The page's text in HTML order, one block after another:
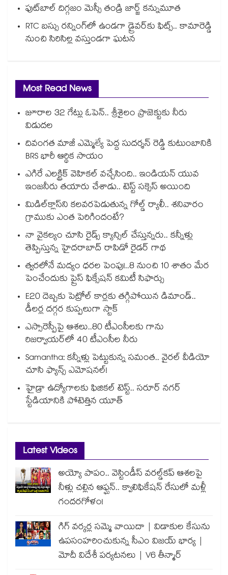
ఫుట్‎బాల్ దిగ్గజం మెస్సీ తండ్రి జార్జ్ కన్నుమూత
RTC బస్సు రన్నింగ్⁫లో ఉండగా డ్రైవర్‌కు ఫిట్స్.. కామారెడ్డి
నుంచి సిరిసిల్ల వస్తుండగా ఘటన
Most Read News
జూరాల 32 గేట్లు ఓపెన్.. శ్రీశైలం ప్రాజెక్టుకు నీరు
విడుదల
దివంగత మాజీ ఎమ్మెల్యే పెద్ద సుదర్శన్ రెడ్డి కుటుంబానికి
BRS భారీ ఆర్థిక సాయం
ఎగిరే ఎలక్ట్రిక్ వెహికల్ వచ్చేసింది.. ఇండియన్ యువ
ఇంజనీరు తయారు చేశాడు.. టెస్ట్ సక్సెస్ అయింది
మిడిల్‌క్లాస్‌ని కలవరపెడుతున్న గోల్డ్ ర్యాలీ.. శనివారం
గ్రాముకు ఎంత పెరిగిందంటే?
నా వైకల్యం చూసి రైడ్స్ క్యాన్సిల్ చేస్తున్నరు.. కన్నీళ్లు
తెప్పిస్తున్న హైదరాబాద్ రాపిడో రైడర్ గాథ
త్వరలోనే మద్యం ధ‌‌ర‌‌ల పెంపు!..8 నుంచి 10 శాతం మేర
పెంచేందుకు ప్రైస్ ఫిక్సేష‌‌న్ క‌‌మిటీ సిఫార్సు
E20 దెబ్బకు పెట్రోల్ కార్లకు తగ్గిపోయిన డిమాండ్..
డీలర్ల దగ్గర కుప్పలుగా స్టాక్
ఎస్సారెస్పీపై ఆశలు..80 టీఎంసీలకు గాను
రిజర్వాయర్‌‌‌‌‌‌‌‌‌‌‌‌‌‌‌‌లో 40 టీఎంసీల నీరు
Samantha: కన్నీళ్లు పెట్టుకున్న సమంత.. వైరల్ వీడియో
చూసి ఫ్యాన్స్ ఎమోషనల్!
హైడ్రా ఉద్యోగాలకు ఫిజికల్ టెస్ట్.. సరూర్ నగర్
స్టేడియానికి పోటెత్తిన యూత్
Latest Videos
అయ్యో పాపం.. వెస్టిండీస్ వరల్డ్‌కప్ ఆశలపై
నీళ్లు చల్లిన ఆఫ్ఘన్.. క్వాలిఫికేషన్ రేసులో మళ్లీ
గందరగోళం!
గిగ్ వర్కర్ల సమ్మె వాయిదా | విడాకుల కేసును
ఉపసంహరించుకున్న సీఎం విజయ్ భార్య |
మోదీ విదేశీ పర్యటనలు | V6 తీన్మార్